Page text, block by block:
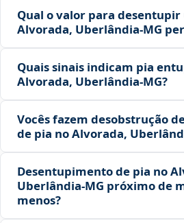
Qual o valor para desentupir
Alvorada, Uberlândia‑MG
Quais sinais indicam pia
Alvorada, Uberlândia‑MG?
Vocês fazem desobstrução
de pia no Alvorada,
Desentupimento de pia no
Uberlândia‑MG próximo de
menos?